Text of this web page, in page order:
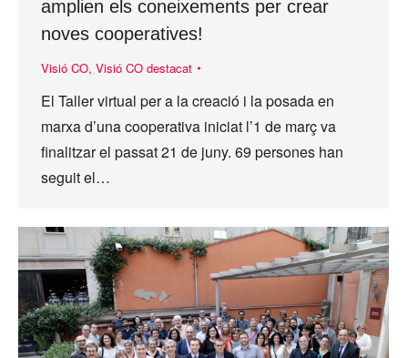
amplien els coneixements per crear
noves cooperatives!
Visió CO, Visió CO destacat
El Taller virtual per a la creació i la posada en
marxa d’una cooperativa iniciat l’1 de març va
finalitzar el passat 21 de juny. 69 persones han
seguit el…